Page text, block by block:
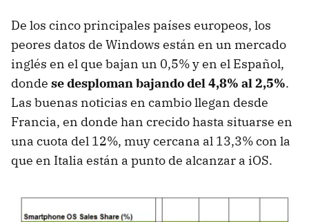
De los cinco principales países europeos, los
peores datos de Windows están en un mercado
inglés en el que bajan un 0,5% y en el Español,
donde se desploman bajando del 4,8% al 2,5%.
Las buenas noticias en cambio llegan desde
Francia, en donde han crecido hasta situarse en
una cuota del 12%, muy cercana al 13,3% con la
que en Italia están a punto de alcanzar a iOS.